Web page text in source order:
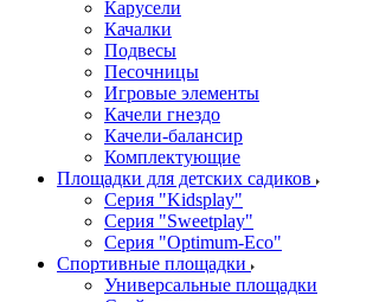
Карусели
Качалки
Подвесы
Песочницы
Игровые элементы
Качели гнездо
Качели-балансир
Комплектующие
Площадки для детских садиков
Серия "Kidsplay"
Серия "Sweetplay"
Серия "Оptimum-Еco"
Спортивные площадки
Универсальные площадки